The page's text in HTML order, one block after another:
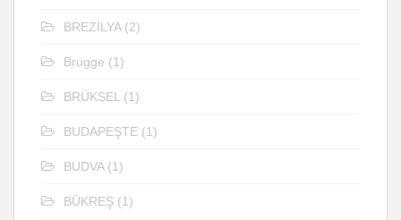
BREZİLYA(2)
Brugge (1)
BRÜKSEL (1)
BUDAPEŞTE (1)
BUDVA(1)
BÜKREŞ (1)